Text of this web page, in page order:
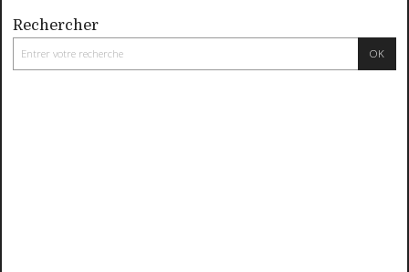
Rechercher